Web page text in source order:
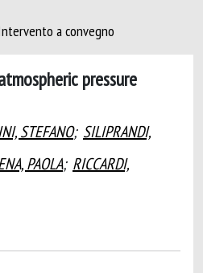
a convegno
pressure
STEFANO; SILIPRANDI,
PAOLA; RICCARDI,